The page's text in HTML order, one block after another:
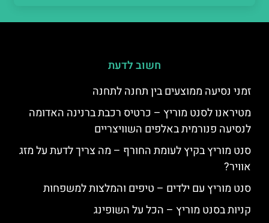
חשוב לדעת
זמני נסיעה ממוצעים בין תחנה לתחנה
מטיראנו לסנט מוריץ – כרטיס רכבת ברנינה האדומה
לנסיעה פנורמית באלפים השוויצריים
סנט מוריץ בקיץ לעומת החורף – מה צריך לדעת על מזג
אוויר?
סנט מוריץ עם ילדים – טיפים והמלצות למשפחות
קניות בסנט מוריץ – הכל על השופינג